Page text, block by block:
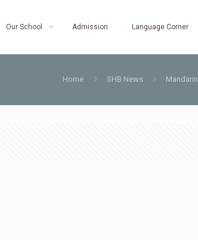
Our School Admission Language Corner
Home SHB News Mandarin